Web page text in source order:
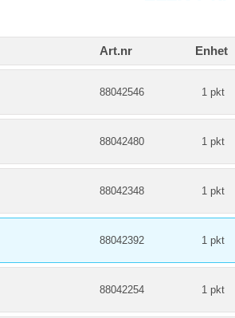
Art.nr Enhet
88042546 1 pkt
88042480 1 pkt
88042348 1 pkt
88042392 1 pkt
88042254 1 pkt